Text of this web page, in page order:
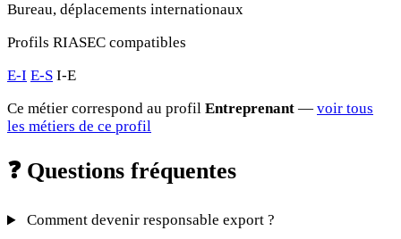
Bureau, déplacements internationaux
Profils RIASEC compatibles
E-I E-S I-E
Ce métier correspond au profil Entreprenant — voir tous
les métiers de ce profil
❓Questions fréquentes
Comment devenir responsable export ?